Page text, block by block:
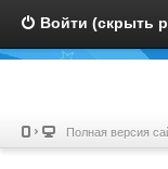
Войти (скрыть
Полная версия